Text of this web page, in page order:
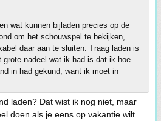
wat kunnen bijladen precies op de
om het schouwspel te bekijken,
daar aan te sluiten. Traag laden is
grote nadeel wat ik had is dat ik hoe
in had gekund, want ik moet in
laden? Dat wist ik nog niet, maar
doen als je eens op vakantie wilt